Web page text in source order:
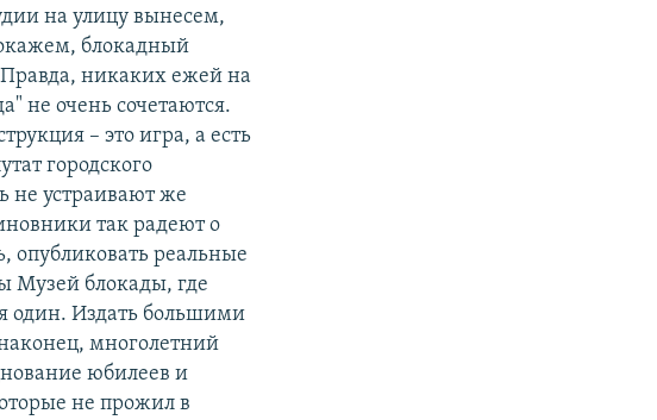
на улицу вынесем,
блокадный
никаких ежей на
не очень сочетаются.
– это игра, а есть
городского
не устраивают же
так радеют о
опубликовать реальные
Музей блокады, где
один. Издать большими
многолетний
юбилеев и
не прожил в